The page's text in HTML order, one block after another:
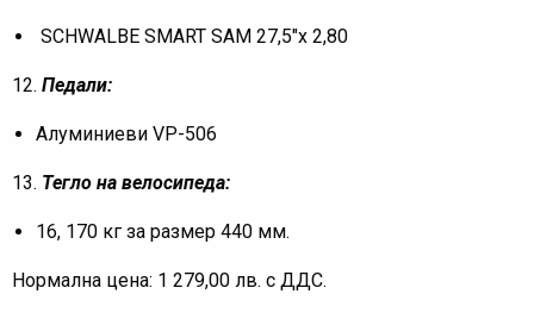
SCHWALBE SMART SAM 27,5″x 2,80
12. Педали:
Алуминиеви VP-506
13. Тегло на велосипеда:
16, 170 кг за размер 440 мм.
Нормална цена: 1 279,00 лв. с ДДС.